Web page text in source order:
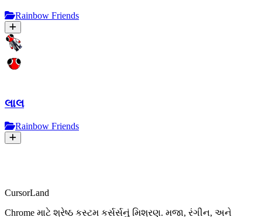
Rainbow Friends
લાલ
Rainbow Friends
CursorLand
Chrome માટે શ્રેષ્ઠ કસ્ટમ કર્સર્સનું મિશ્રણ. મજા, રંગીન, અને